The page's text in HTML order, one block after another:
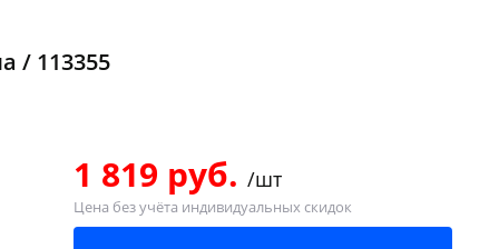
/ 113355
1 819 руб. /шт
Цена без учёта индивидуальных скидок